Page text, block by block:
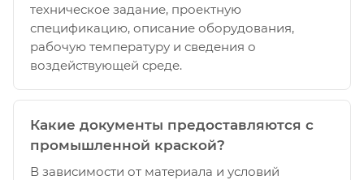
техническое задание, проектную
спецификацию, описание оборудования,
рабочую температуру и сведения о
воздействующей среде.
Какие документы предоставляются с
промышленной краской?
В зависимости от материала и условий